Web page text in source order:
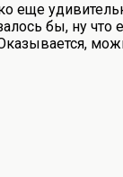
еще
бы, ну